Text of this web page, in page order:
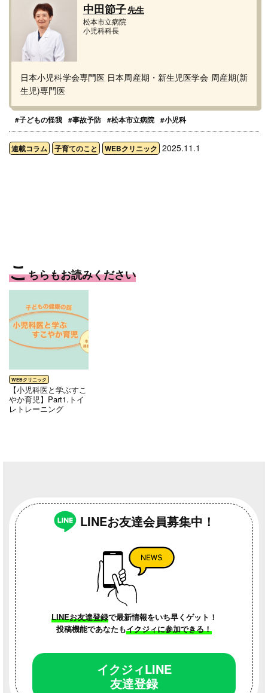
中田節子先生
松本市立病院
小児科科長
日本小児科学会専門医 日本周産期・新生児医学会 周産期(新
生児)専門医
#子どもの怪我 #事故予防 #松本市立病院 #小児科
連載コラム 子育てのこと WEBクリニック 2025.11.1
こちらもお読みください
WEBクリニック
【小児科医と学ぶすこ
やか育児】Part1.トイ
レトレーニング
LINEお友達会員募集中！
LINEお友達登録で最新情報をいち早くゲット！
投稿機能であなたもイクジィに参加できる！
イクジィLINE
友達登録